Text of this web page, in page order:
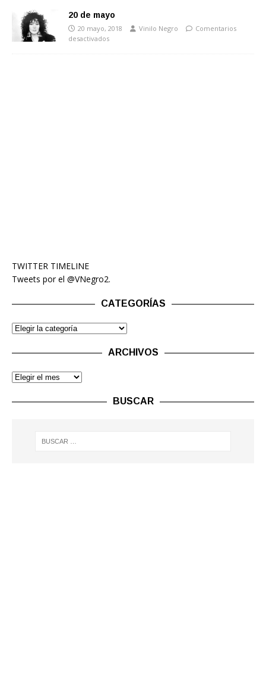
20 de mayo
20 mayo, 2018 Vinilo Negro
Comentarios
desactivados
TWITTER TIMELINE
Tweets por el @VNegro2.
CATEGORÍAS
ARCHIVOS
BUSCAR